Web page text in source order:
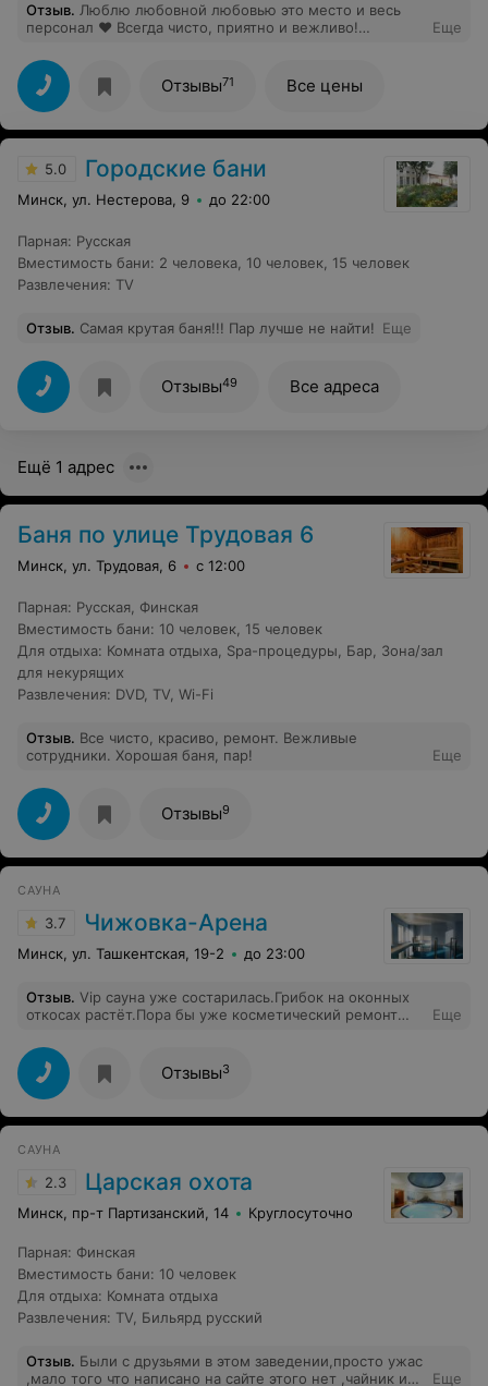
Отзыв. Люблю любовной любовью это место и весь
персонал ♥️ Всегда чисто, приятно и вежливо!
весь коллектив Мандарина!
Еще
Отзывы71 Все цены
5.0 Городские бани
Минск, ул. Нестерова, 9 до 22:00
Парная: Русская
Вместимость бани: 2 человека 10 человек 15 человек
Развлечения: TV
Отзыв. Самая крутая баня!!! Пар лучше не найти! Еще
Отзывы49 Все адреса
Ещё 1 адрес
Баня по улице Трудовая 6
Минск, ул. Трудовая, 6 с 12:00
Парная: Русская Финская
Вместимость бани: 10 человек 15 человек
Для отдыха: Комната отдыха Spa-процедуры Бар
Зона/зал
для некурящих
Развлечения: DVD, TV Wi-Fi
Отзыв. Все чисто, красиво, ремонт. Вежливые
сотрудники. Хорошая баня, пар!
Еще
Отзывы9
САУНА
3.7 Чижовка-Арена
Минск, ул. Ташкентская, 19-2 до 23:00
Отзыв. Vip сауна уже состарилась.Грибок на оконных
откосах растёт.Пора бы уже косметический ремонт
сидеть.
Еще
Отзывы3
САУНА
2.3 Царская охота
Минск, пр-т Партизанский, 14 Круглосуточно
Парная: Финская
Вместимость бани: 10 человек
Для отдыха: Комната отдыха
Развлечения: TV Бильярд русский
Отзыв. Были с друзьями в этом заведении,просто ужас
,мало того что написано на сайте этого нет ,чайник и
Еще